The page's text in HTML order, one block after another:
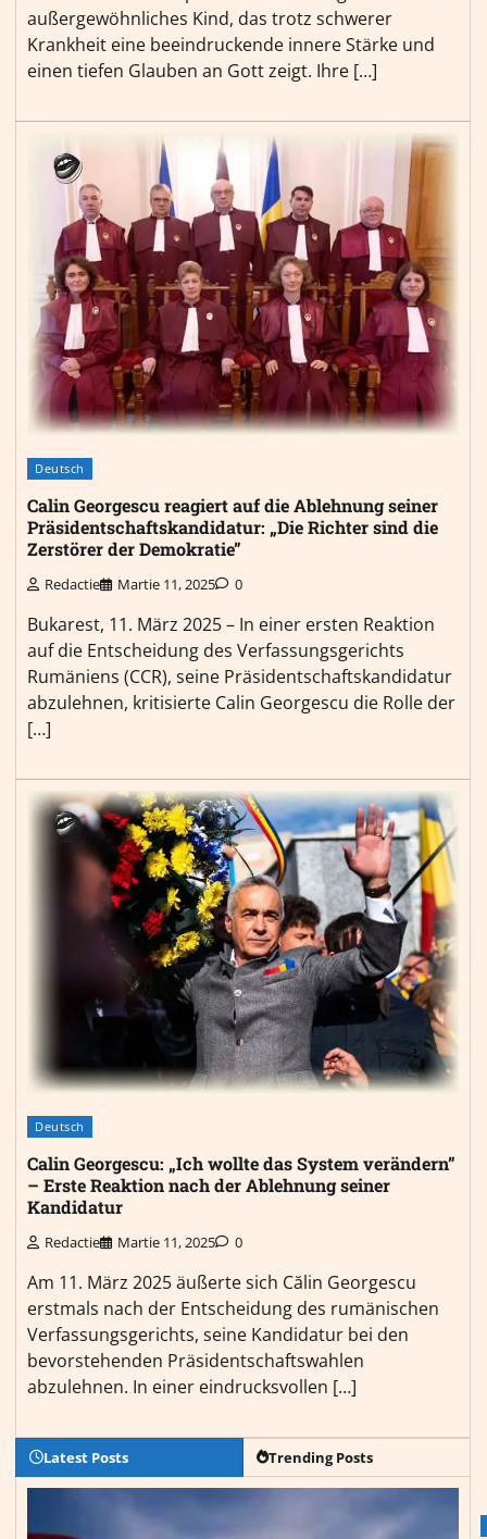
außergewöhnliches Kind, das trotz schwerer
Krankheit eine beeindruckende innere Stärke und
einen tiefen Glauben an Gott zeigt. Ihre […]
Deutsch
Calin Georgescu reagiert auf die Ablehnung seiner
Präsidentschaftskandidatur: „Die Richter sind die
Zerstörer der Demokratie”
Redactie Martie 11, 2025 0
Bukarest, 11. März 2025 – In einer ersten Reaktion
auf die Entscheidung des Verfassungsgerichts
Rumäniens (CCR), seine Präsidentschaftskandidatur
abzulehnen, kritisierte Calin Georgescu die Rolle der
[…]
Deutsch
Calin Georgescu: „Ich wollte das System verändern”
– Erste Reaktion nach der Ablehnung seiner
Kandidatur
Redactie Martie 11, 2025 0
Am 11. März 2025 äußerte sich Călin Georgescu
erstmals nach der Entscheidung des rumänischen
Verfassungsgerichts, seine Kandidatur bei den
bevorstehenden Präsidentschaftswahlen
abzulehnen. In einer eindrucksvollen […]
Latest Posts Trending Posts